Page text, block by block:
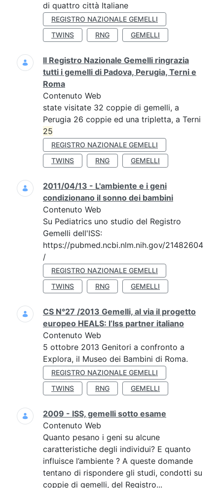
di quattro città Italiane
REGISTRO NAZIONALE GEMELLI
TWINS
RNG GEMELLI
Il Registro Nazionale Gemelli ringrazia
tutti i gemelli di Padova, Perugia, Terni e
Roma
Contenuto Web
state visitate 32 coppie di gemelli, a
Perugia 26 coppie ed una tripletta, a Terni
25
REGISTRO NAZIONALE GEMELLI
TWINS
RNG GEMELLI
2011/04/13 - L'ambiente e i geni
condizionano il sonno dei bambini
Contenuto Web
Su Pediatrics uno studio del Registro
Gemelli dell'ISS:
https://pubmed.ncbi.nlm.nih.gov/21482604
/
REGISTRO NAZIONALE GEMELLI
TWINS
RNG GEMELLI
CS N°27 /2013 Gemelli, al via il progetto
europeo HEALS: l’Iss partner italiano
Contenuto Web
5 ottobre 2013 Genitori a confronto a
Explora, il Museo dei Bambini di Roma.
REGISTRO NAZIONALE GEMELLI
TWINS
RNG GEMELLI
2009 - ISS, gemelli sotto esame
Contenuto Web
Quanto pesano i geni su alcune
caratteristiche degli individui? E quanto
influisce l’ambiente ? A queste domande
tentano di rispondere gli studi, condotti su
coppie di gemelli, del Registro...